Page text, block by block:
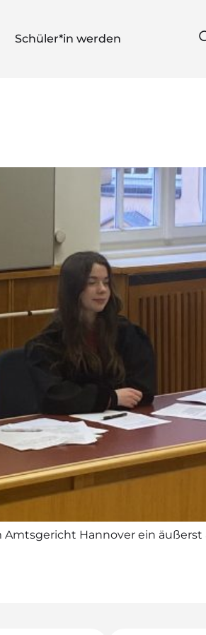
Schüler*in werden
Amtsgericht Hannover ein